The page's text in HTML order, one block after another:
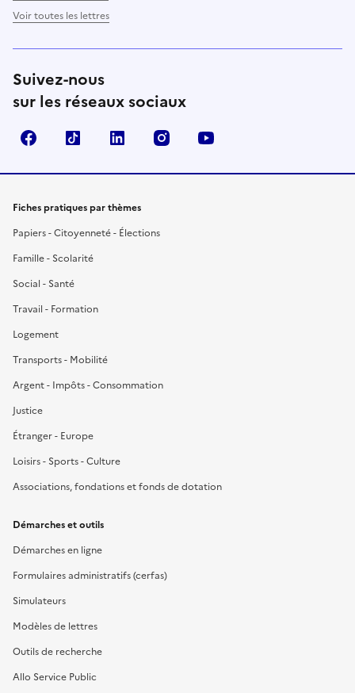
Voir toutes les lettres
Suivez-nous
sur les réseaux sociaux
FacebookTikTok LinkedIn Instagram
Fiches pratiques par thèmes
Papiers - Citoyenneté - Élections
Famille - Scolarité
Social - Santé
Travail - Formation
Logement
Transports - Mobilité
Argent - Impôts - Consommation
Justice
Étranger - Europe
Loisirs - Sports - Culture
Associations, fondations et fonds de dotation
Démarches et outils
Démarches en ligne
Formulaires administratifs (cerfas)
Simulateurs
Modèles de lettres
Outils de recherche
Allo Service Public